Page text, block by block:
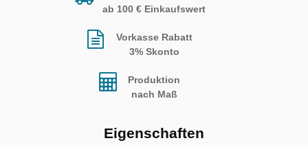
ab 100 € Einkaufswert
Vorkasse Rabatt
3% Skonto
Produktion
nach Maß
Eigenschaften